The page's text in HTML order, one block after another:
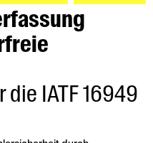
die IATF 16949